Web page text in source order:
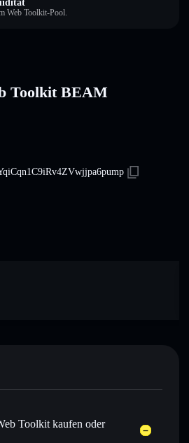
Web Toolkit-Pool.
Toolkit BEAM
Toolkit kaufen oder